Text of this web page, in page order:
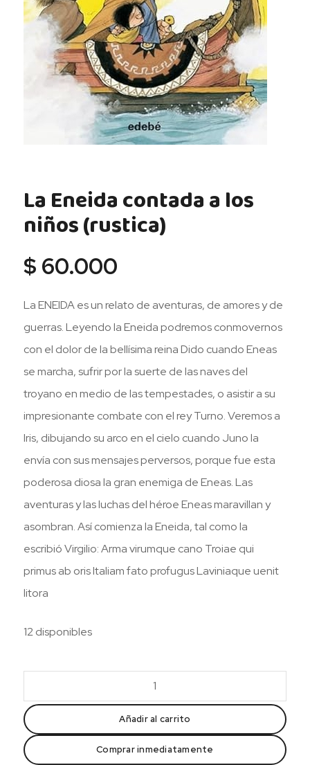
La Eneida contada a los
niños (rustica)
$ 60.000
La ENEIDA es un relato de aventuras, de amores y de
guerras. Leyendo la Eneida podremos conmovernos
con el dolor de la bellísima reina Dido cuando Eneas
se marcha, sufrir por la suerte de las naves del
troyano en medio de las tempestades, o asistir a su
impresionante combate con el rey Turno. Veremos a
Iris, dibujando su arco en el cielo cuando Juno la
envía con sus mensajes perversos, porque fue esta
poderosa diosa la gran enemiga de Eneas. Las
aventuras y las luchas del héroe Eneas maravillan y
asombran. Así comienza la Eneida, tal como la
escribió Virgilio: Arma virumque cano Troiae qui
primus ab oris Italiam fato profugus Laviniaque uenit
litora
12 disponibles
Eneida
contada
a
los
Añadir al carrito
Comprar inmediatamente